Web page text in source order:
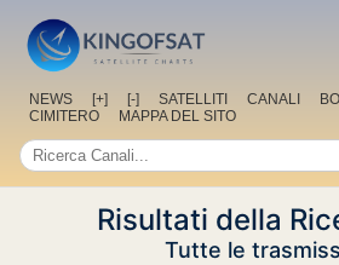
NEWS [+] [-] SATELLITI CANALI
CIMITERO
MAPPA DEL SITO
Risultati della
Tutte le